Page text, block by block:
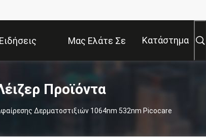
Ειδήσεις Μας Ελάτε Σε Κατάστημα
Προϊόντα
Δερματοστιξιών 1064nm 532nm Picocare